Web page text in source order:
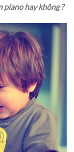
hay không ?